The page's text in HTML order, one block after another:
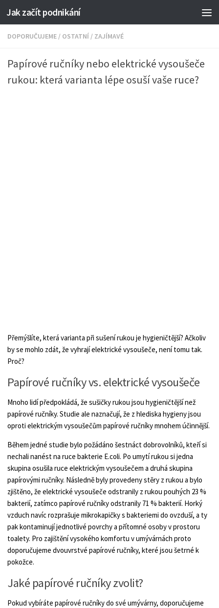
Jak začít podnikání
DOPORUČUJEME / OSTATNÍ / ZAJÍMAVÉ
Papírové ručníky nebo elektrické vysoušeče
rukou: která varianta lépe osuší vaše ruce?
Přemýšlíte, která varianta při sušení rukou je hygieničtější? Ačkoliv
by se mohlo zdát, že vyhrají elektrické vysoušeče, není tomu tak.
Proč?
Papírové ručníky vs. elektrické vysoušeče
Mnoho lidí předpokládá, že sušičky rukou jsou hygieničtější než
papírové ručníky. Studie ale naznačují, že z hlediska hygieny jsou
oproti elektrickým vysoušečům papírové ručníky mnohem účinnější.
Během jedné studie bylo požádáno šestnáct dobrovolníků, kteří si
nechali nanést na ruce bakterie E.coli. Po umytí rukou si jedna
skupina osušila ruce elektrickým vysoušečem a druhá skupina
papírovými ručníky. Následně byly provedeny stěry z rukou a bylo
zjištěno, že elektrické vysoušeče odstranily z rukou pouhých 23 %
bakterií, zatímco papírové ručníky odstranily 71 % bakterií. Horký
vzduch navíc rozprašuje mikrokapičky s bakteriemi do ovzduší, a ty
pak kontaminují jednotlivé povrchy a přítomné osoby v prostoru
toalety. Pro zajištění vysokého komfortu v umývárnách proto
doporučujeme dvouvrstvé papírové ručníky, které jsou šetrné k
pokožce.
Jaké papírové ručníky zvolit?
Pokud vybíráte papírové ručníky do své umývárny, doporučujeme